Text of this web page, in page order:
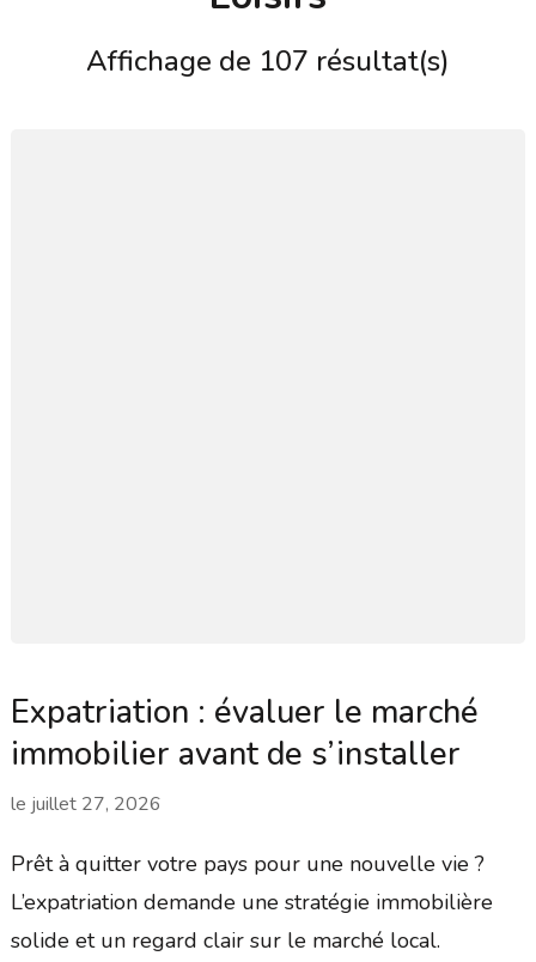
Affichage de 107 résultat(s)
Expatriation : évaluer le marché
immobilier avant de s’installer
le juillet 27, 2026
Prêt à quitter votre pays pour une nouvelle vie ?
L’expatriation demande une stratégie immobilière
solide et un regard clair sur le marché local.